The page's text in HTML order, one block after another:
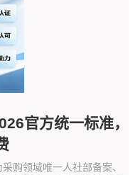
官方统一标准，
购领域唯一人社部备案、